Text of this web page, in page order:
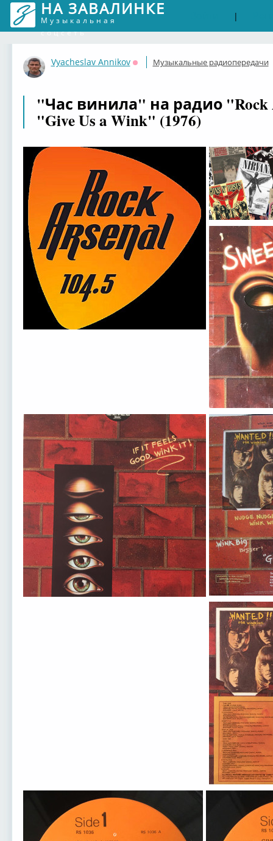
НА ЗАВАЛИНКЕ
Музыкальная
соцсеть
|
Vyacheslav Annikov
Оффлайн
Музыкальные радиопередачи
"Час винила" на радио "Rock
"Give Us a Wink" (1976)